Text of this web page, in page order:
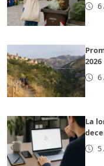
6
2026
6
La
5